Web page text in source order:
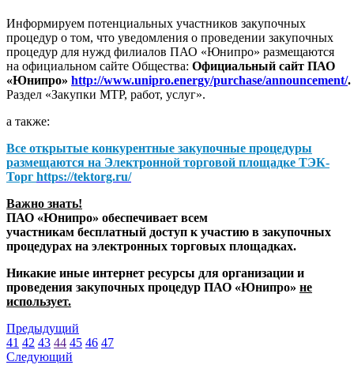
Информируем потенциальных участников закупочных
процедур о том, что уведомления о проведении закупочных
процедур для нужд филиалов ПАО «Юнипро» размещаются
на официальном сайте Общества: Официальный сайт ПАО
«Юнипро» http://www.unipro.energy/purchase/announcement/.
Раздел «Закупки МТР, работ, услуг».
а также:
Все открытые конкурентные закупочные процедуры
размещаются на Электронной торговой площадке ТЭК-
Торг https://tektorg.ru/
Важно знать!
ПАО «Юнипро» обеспечивает всем
участникам бесплатный доступ к участию в закупочных
процедурах на электронных торговых площадках.
Никакие иные интернет ресурсы для организации и
проведения закупочных процедур ПАО «Юнипро» не
использует.
Предыдущий
41 42 43 44 45 46 47
Следующий